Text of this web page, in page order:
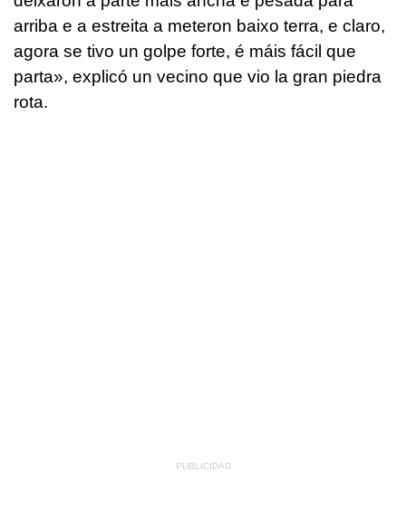
arriba e a estreita a meteron baixo terra, e claro,
agora se tivo un golpe forte, é máis fácil que
parta», explicó un vecino que vio la gran piedra
rota.